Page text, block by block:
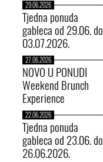
29.06.2026
Tjedna ponuda
gableca od 29.06. do
03.07.2026.
27.06.2026
NOVO U PONUDI
Weekend Brunch
Experience
22.06.2026
Tjedna ponuda
gableca od 23.06. do
26.06.2026.